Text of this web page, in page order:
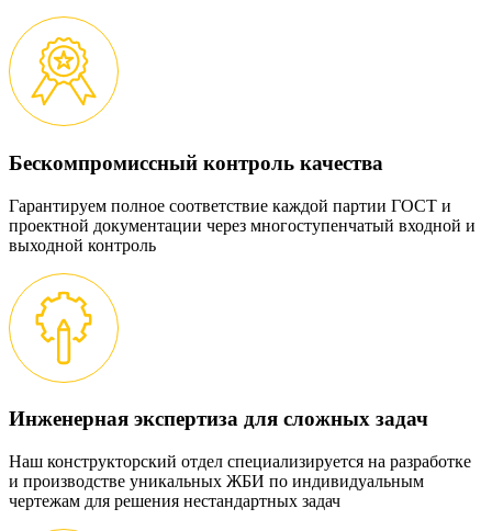
Бескомпромиссный контроль качества
Гарантируем полное соответствие каждой партии ГОСТ и
проектной документации через многоступенчатый входной и
выходной контроль
Инженерная экспертиза для сложных задач
Наш конструкторский отдел специализируется на разработке
и производстве уникальных ЖБИ по индивидуальным
чертежам для решения нестандартных задач